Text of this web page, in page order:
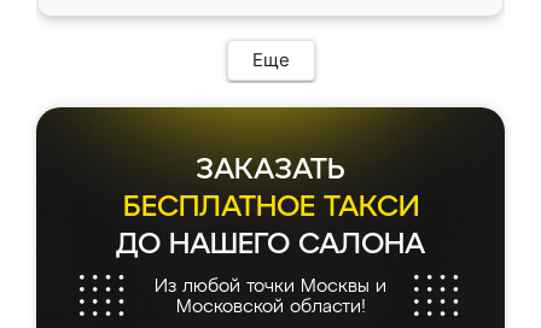
Еще
ЗАКАЗАТЬ
БЕСПЛАТНОЕ ТАКСИ
ДО НАШЕГО САЛОНА
Из любой точки Москвы и
Московской области!